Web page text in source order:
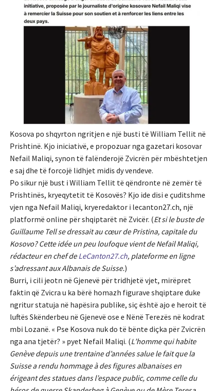
Kosova po shqyrton ngritjen e një busti të William Tellit në
Prishtinë. Kjo iniciativë, e propozuar nga gazetari kosovar
Nefail Maliqi, synon të falënderojë Zvicrën për mbështetjen
e saj dhe të forcojë lidhjet midis dy vendeve.
Po sikur një bust i William Tellit të qëndronte në zemër të
Prishtinës, kryeqytetit të Kosovës? Kjo ide disi e çuditshme
vjen nga Nefail Maliqi, kryeredaktor i lecanton27.ch, një
platformë online për shqiptarët në Zvicër. (Et si le buste de
Guillaume Tell se dressait au cœur de Pristina, capitale du
Kosovo? Cette idée un peu loufoque vient de Nefail Maliqi,
rédacteur en chef deLeCanton27.ch, plateforme en ligne
s’adressant aux Albanais de Suisse.)
Burri, i cili jeotn në Gjenevë për tridhjetë vjet, mirëpret
faktin që Zvicra u ka bërë homazh figurave shqiptare duke
ngritur statuja në hapësira publike, siç është ajo e heroit të
luftës Skënderbeu në Gjenevë ose e Nënë Terezës në kodrat
mbi Lozanë. « Pse Kosova nuk do të bënte diçka për Zvicrën
nga ana tjetër? » pyet Nefail Maliqi. (L’homme qui habite
Genève depuis une trentaine d’années salue le fait que la
Suisse a rendu hommage à des figures albanaises en
érigeant des statues dans l’espace public, comme celle du